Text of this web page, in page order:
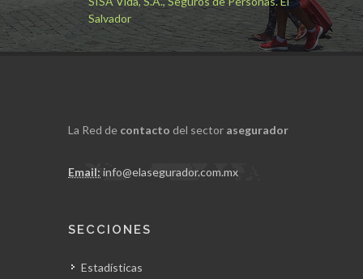
Salvador
La Red de contacto del sector asegurador
Email: info@elasegurador.com.mx
SECCIONES
Estadísticas